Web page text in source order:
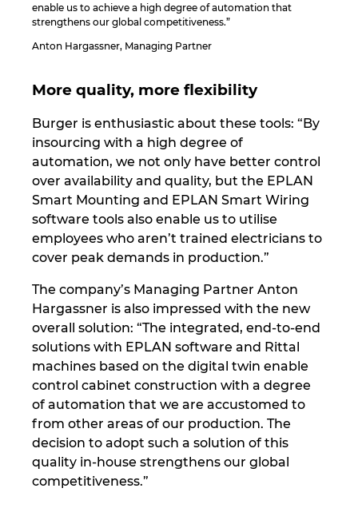
enable us to achieve a high degree of automation that
strengthens our global competitiveness.”
Anton Hargassner, Managing Partner
More quality, more flexibility
Burger is enthusiastic about these tools: “By
insourcing with a high degree of
automation, we not only have better control
over availability and quality, but the EPLAN
Smart Mounting and EPLAN Smart Wiring
software tools also enable us to utilise
employees who aren’t trained electricians to
cover peak demands in production.”
The company’s Managing Partner Anton
Hargassner is also impressed with the new
overall solution: “The integrated, end-to-end
solutions with EPLAN software and Rittal
machines based on the digital twin enable
control cabinet construction with a degree
of automation that we are accustomed to
from other areas of our production. The
decision to adopt such a solution of this
quality in-house strengthens our global
competitiveness.”